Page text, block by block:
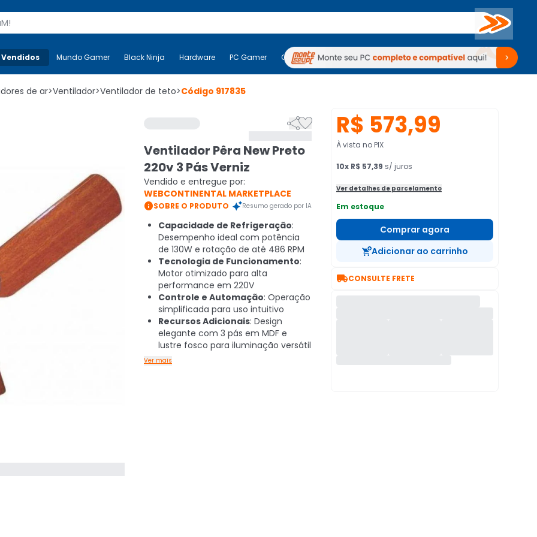
Buscar
Mais-v- Mundo Gamer Black Ninja Hardware PC Gamer Computadores Periféricos TV Venda no KaBuM!
Mundo Gamer Black Ninja Hardware PC Gamer Computadores Periféricos TV Venda no KaBuM!
de ar>Ventilador>Ventilador de teto>Código 917835

Ventilador Pêra New Preto
220v 3 Pás Verniz
Vendido e entregue por:
WEBCONTINENTAL MARKETPLACE
SOBRE O PRODUTO Resumo gerado por IA
Capacidade de Refrigeração:
Desempenho ideal com potência
de 130W e rotação de até 486 RPM
Tecnologia de Funcionamento:
Motor otimizado para alta
performance em 220V
Controle e Automação: Operação
simplificada para uso intuitivo
Recursos Adicionais: Design
elegante com 3 pás em MDF e
lustre fosco para iluminação versátil
Ver mais
R$ 573,99
À vista no PIX
10x R$ 57,39 s/ juros
Ver detalhes de parcelamento
Em estoque
Comprar agora
Adicionar ao carrinho
CONSULTE FRETE